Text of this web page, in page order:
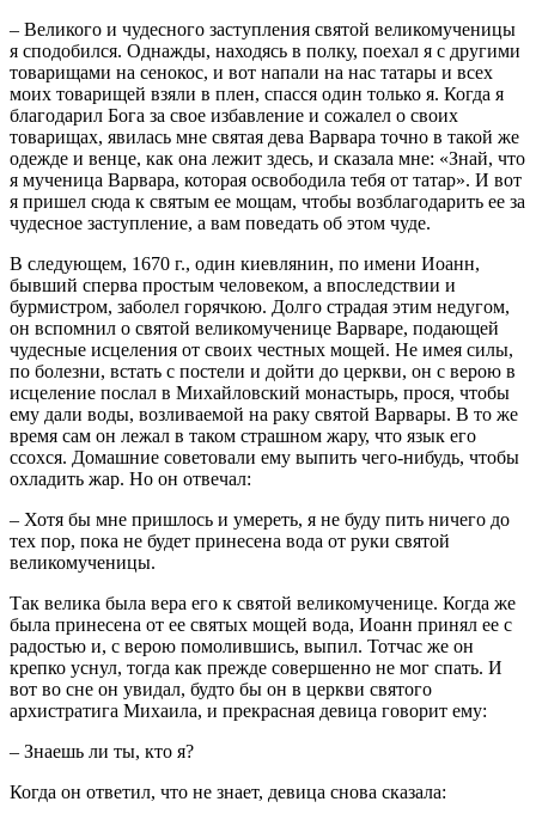
– Великого и чудесного заступления святой великомученицы
я сподобился. Однажды, находясь в полку, поехал я с другими
товарищами на сенокос, и вот напали на нас татары и всех
моих товарищей взяли в плен, спасся один только я. Когда я
благодарил Бога за свое избавление и сожалел о своих
товарищах, явилась мне святая дева Варвара точно в такой же
одежде и венце, как она лежит здесь, и сказала мне: «Знай, что
я мученица Варвара, которая освободила тебя от татар». И вот
я пришел сюда к святым ее мощам, чтобы возблагодарить ее за
чудесное заступление, а вам поведать об этом чуде.
В следующем, 1670 г., один киевлянин, по имени Иоанн,
бывший сперва простым человеком, а впоследствии и
бурмистром, заболел горячкою. Долго страдая этим недугом,
он вспомнил о святой великомученице Варваре, подающей
чудесные исцеления от своих честных мощей. Не имея силы,
по болезни, встать с постели и дойти до церкви, он с верою в
исцеление послал в Михайловский монастырь, прося, чтобы
ему дали воды, возливаемой на раку святой Варвары. В то же
время сам он лежал в таком страшном жару, что язык его
ссохся. Домашние советовали ему выпить чего-нибудь, чтобы
охладить жар. Но он отвечал:
– Хотя бы мне пришлось и умереть, я не буду пить ничего до
тех пор, пока не будет принесена вода от руки святой
великомученицы.
Так велика была вера его к святой великомученице. Когда же
была принесена от ее святых мощей вода, Иоанн принял ее с
радостью и, с верою помолившись, выпил. Тотчас же он
крепко уснул, тогда как прежде совершенно не мог спать. И
вот во сне он увидал, будто бы он в церкви святого
архистратига Михаила, и прекрасная девица говорит ему:
– Знаешь ли ты, кто я?
Когда он ответил, что не знает, девица снова сказала: